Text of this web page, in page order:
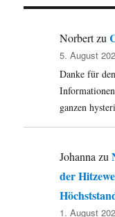
Norbertzu
5. August
Danke für
ganzen
Johannazu
der
1. August